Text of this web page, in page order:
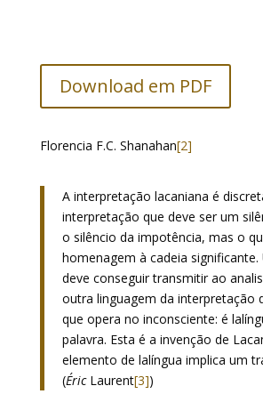
Download em PDF
Florencia F.C. Shanahan[2]
A interpretação lacaniana é
interpretação que deve ser um
o silêncio da impotência, mas o
homenagem à cadeia significante.
deve conseguir transmitir ao
outra linguagem da interpretação
que opera no inconsciente: é
palavra. Esta é a invenção de
elemento de lalíngua implica um
(ÉricLaurent[3])